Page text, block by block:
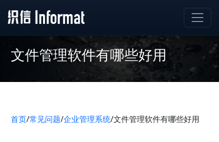
文件管理软件有哪些好用
首页/常见问题/企业管理系统/文件管理软件有哪些好用